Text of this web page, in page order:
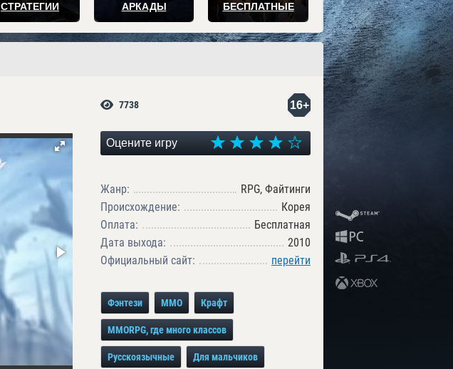
СТРАТЕГИИ АРКАДЫ БЕСПЛАТНЫЕ
16+
7738
Оцените игру
Жанр:
RPG, Файтинги
Происхождение:
Корея
Оплата:
Бесплатная
Дата выхода:
2010
Официальный сайт:
перейти
Фэнтези MMO Крафт
MMORPG, где много классов
Русскоязычные Для мальчиков